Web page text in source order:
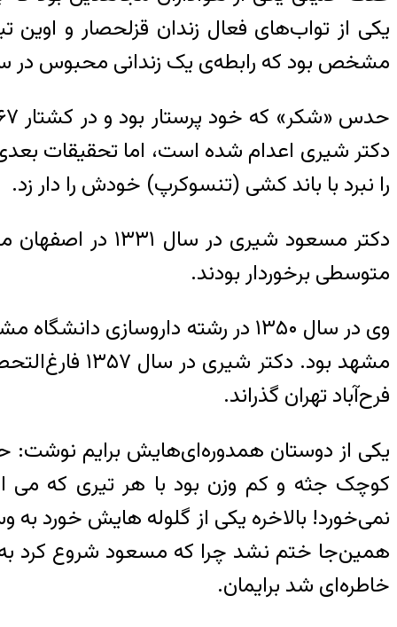
یکی از تواب‌های فعال زندان قزلحصار و
مشخص بود که رابطه‌ی یک زندانی محبوس در
دکتر شیری اعدام شده است، اما تحقیقات
را نبرد با باند کشی (تنسوکرپ) خودش را دار زد.
دکتر مسعود
متوسطی برخوردار بودند.
وی در سال ۱۳۵۰ در رشته‌
مشهد بود.
فرح‌آباد تهران گذراند.
یکی از دوستان همدوره‌ای‌هایش برایم نوشت:‌
کوچک جثه و کم وزن بود با هر تیری که
نمی‌خورد! بالاخره یکی از گلوله هایش خورد
همین‌جا ختم نشد چرا که مسعود شروع کرد
خاطره‌ای شد برایمان.